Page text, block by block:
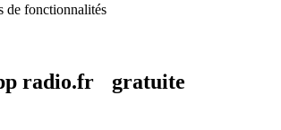
de fonctionnalités
radio.fr gratuite